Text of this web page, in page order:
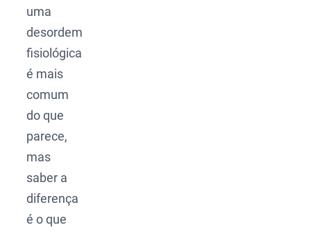
uma
desordem
fisiológica
é mais
comum
do que
parece,
mas
saber a
diferença
é o que